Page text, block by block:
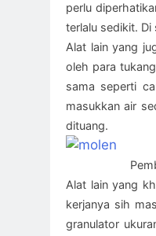
perlu
terlalu sedikit. Di
Alat lain yang
oleh para
sama seperti
masukkan air
dituang.
Alat lain yang
kerjanya sih
granulator